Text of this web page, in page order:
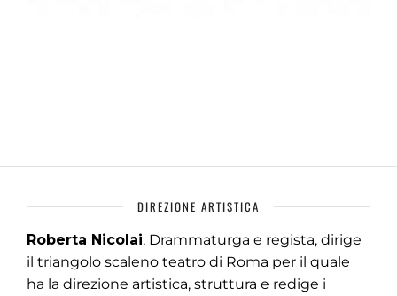
DIREZIONE ARTISTICA
Roberta Nicolai, Drammaturga e regista, dirige
il triangolo scaleno teatro di Roma per il quale
ha la direzione artistica, struttura e redige i